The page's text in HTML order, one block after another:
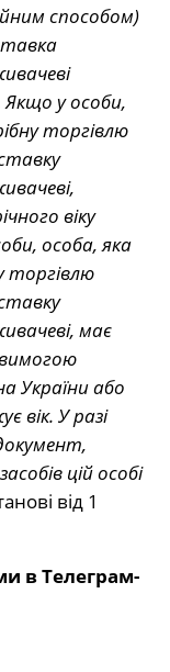
способом)
Якщо у особи,
торгівлю
віку
особа, яка
торгівлю
має
України або
вік. У разі
цій особі
від 1
в Телеграм-